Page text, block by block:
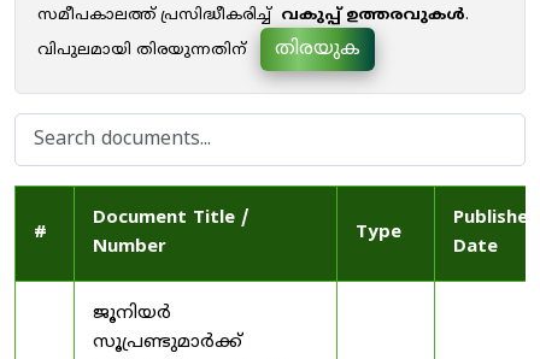
സമീപകാലത്ത് പ്രസിദ്ധീകരിച്ച് വകുപ്പ് ഉത്തരവുകൾ.
വിപുലമായി തിരയുന്നതിന്
തിരയുക
#
Document Title /
Number
Type
Published
Date
ജൂനിയർ
സൂപ്രണ്ടുമാർക്ക്